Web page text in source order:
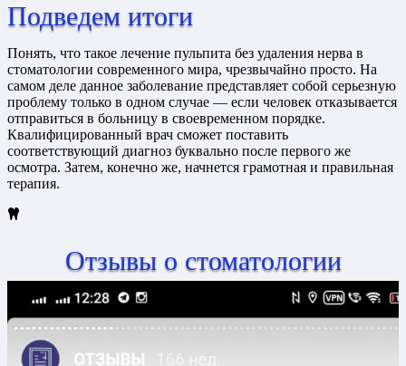
Подведем итоги
Понять, что такое лечение пульпита без удаления нерва в
стоматологии современного мира, чрезвычайно просто. На
самом деле данное заболевание представляет собой серьезную
проблему только в одном случае — если человек отказывается
отправиться в больницу в своевременном порядке.
Квалифицированный врач сможет поставить
соответствующий диагноз буквально после первого же
осмотра. Затем, конечно же, начнется грамотная и правильная
терапия.
Отзывы о стоматологии